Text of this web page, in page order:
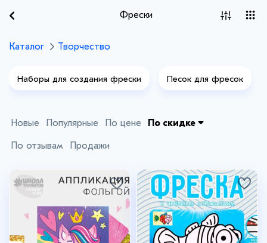
Фрески
Каталог Творчество
Наборы для создания фрески Песок для фресок
Новые Популярные По цене По скидке
По отзывам Продажи